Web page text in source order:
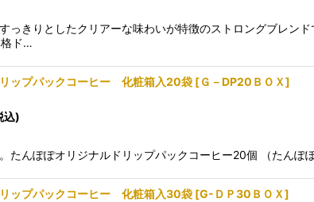
っきりとしたクリアーな味わいが特徴のストロングブレン
ド…
ップパックコーヒー 化粧箱入20袋 [Ｇ－DP20ＢＯＸ]
込)
たんぽぽオリジナルドリップパックコーヒー20個 （たんぽ
ップパックコーヒー 化粧箱入30袋 [G-ＤＰ30ＢＯＸ]